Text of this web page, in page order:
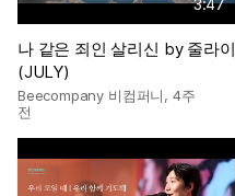
3:47
나 같은 죄인 살리신 by 줄라이
(JULY)
Beecompany 비컴퍼니, 4주
전